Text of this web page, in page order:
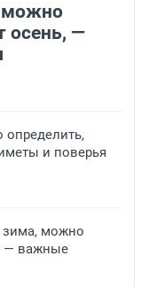
можно
осень, —
определить,
и поверья
зима, можно
— важные